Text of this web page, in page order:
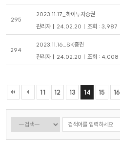
295
2023.11.17_하이투자증권
관리자
24.02.20 조회 : 3,987
294
2023.11.16_SK증권
관리자
24.02.20 조회 : 4,008
11 12 13 14 15 16